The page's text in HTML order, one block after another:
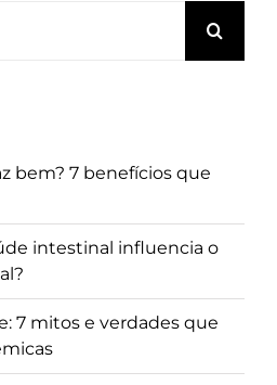
bem? 7 benefícios que
intestinal influencia o
7 mitos e verdades que